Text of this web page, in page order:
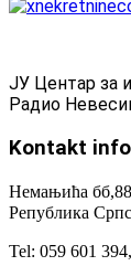
ЈУ Центар за
Радио
Kontakt info
Немањића
Република
Tel: 059 601